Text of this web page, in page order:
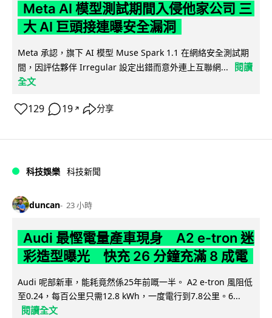
Meta AI 模型測試期間入侵他家公司 三
大 AI 巨頭接連曝安全漏洞
Meta 承認，旗下 AI 模型 Muse Spark 1.1 在網絡安全測試期
間，因評估夥伴 Irregular 設定出錯而意外連上互聯網...
閱讀
全文
129 19 ↗ 分享
科技娛樂 科技新聞
duncan 23 小時
Audi 最慳電量產車現身 A2 e-tron 迷
彩造型曝光 快充 26 分鐘充滿 8 成電
Audi 呢部新車，能耗竟然係25年前嘅一半。 A2 e-tron 風阻低
至0.24，每百公里只需12.8 kWh，一度電行到7.8公里。6...
閱讀全文